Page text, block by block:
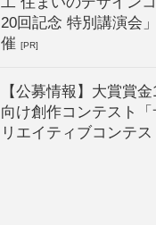
20回記念 特別講演会
催[PR]
【公募情報】大賞賞
向け創作コンテスト
リエイティブコンテ